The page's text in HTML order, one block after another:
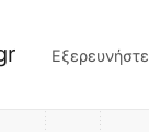
Εξερευνήστε